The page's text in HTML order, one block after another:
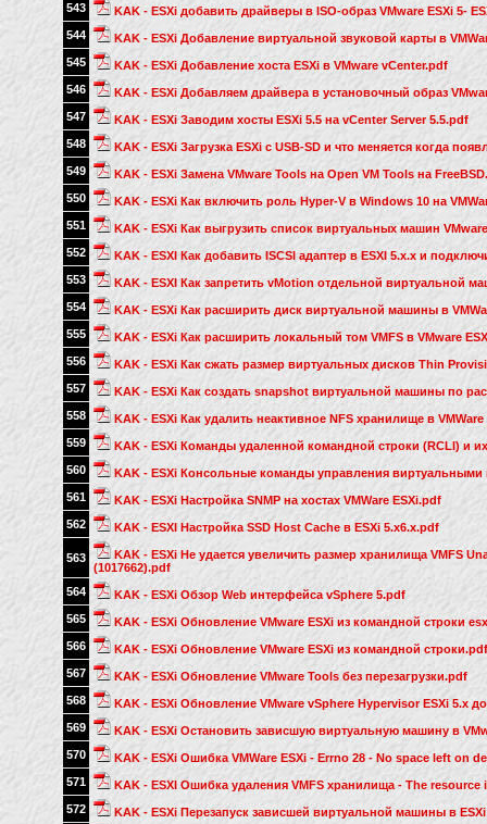
543
KAK - ESXi добавить драйверы в ISO-образ VMware ESXi 5-
544
KAK - ESXi Добавление виртуальной звуковой карты в
545
KAK - ESXi Добавление хоста ESXi в VMware vCenter.pdf
546
KAK - ESXi Добавляем драйвера в установочный образ
547
KAK - ESXi Заводим хосты ESXi 5.5 на vCenter Server 5.5.pdf
548
KAK - ESXi Загрузка ESXi c USB-SD и что меняется когда
549
KAK - ESXi Замена VMware Tools на Open VM Tools на
550
KAK - ESXi Как включить роль Hyper-V в Windows 10 на
551
KAK - ESXi Как выгрузить список виртуальных машин
552
KAK - ESXI Как добавить ISCSI адаптер в ESXI 5.x.x и
553
KAK - ESXI Как запретить vMotion отдельной виртуальной
554
KAK - ESXi Как расширить диск виртуальной машины в
555
KAK - ESXi Как расширить локальный том VMFS в VMware
556
KAK - ESXi Как сжать размер виртуальных дисков Thin
557
KAK - ESXi Как создать snapshot виртуальной машины по
558
KAK - ESXi Как удалить неактивное NFS хранилище в VMWare
559
KAK - ESXi Команды удаленной командной строки (RCLI) и
560
KAK - ESXi Консольные команды управления виртуальными
561
KAK - ESXi Настройка SNMP на хостах VMWare ESXi.pdf
562
KAK - ESXI Настройка SSD Host Cache в ESXi 5.x6.x.pdf
563
KAK - ESXi Не удается увеличить размер хранилища VMFS
(1017662).pdf
564
KAK - ESXi Обзор Web интерфейса vSphere 5.pdf
565
KAK - ESXi Обновление VMware ESXi из командной строки
566
KAK - ESXi Обновление VMware ESXi из командной строки.pdf
567
KAK - ESXi Обновление VMware Tools без перезагрузки.pdf
568
KAK - ESXi Обновление VMware vSphere Hypervisor ESXi 5.x
569
KAK - ESXi Остановить зависшую виртуальную машину в
570
KAK - ESXi Ошибка VMWare ESXi - Errno 28 - No space left on
571
KAK - ESXI Ошибка удаления VMFS хранилища - The resource
572
KAK - ESXi Перезапуск зависшей виртуальной машины в